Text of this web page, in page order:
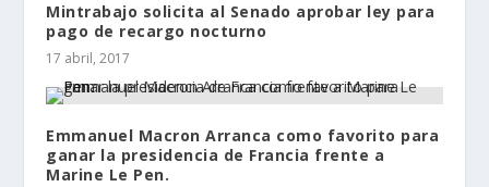
Mintrabajo solicita al Senado aprobar ley para
pago de recargo nocturno
17 abril, 2017
Emmanuel Macron Arranca como favorito para
ganar la presidencia de Francia frente a
Marine Le Pen.